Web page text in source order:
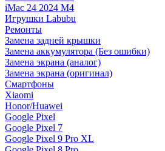
iMac 24 2024 M4
Игрушки Labubu
Ремонты
Замена задней крышки
Замена аккумулятора (Без ошибки)
Замена экрана (аналог)
Замена экрана (оригинал)
Смартфоны
Xiaomi
Honor/Huawei
Google Pixel
Google Pixel 7
Google Pixel 9 Pro XL